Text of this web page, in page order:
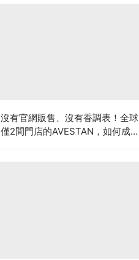
沒有官網販售、沒有香調表！全球
僅2間門店的AVESTAN，如何成為